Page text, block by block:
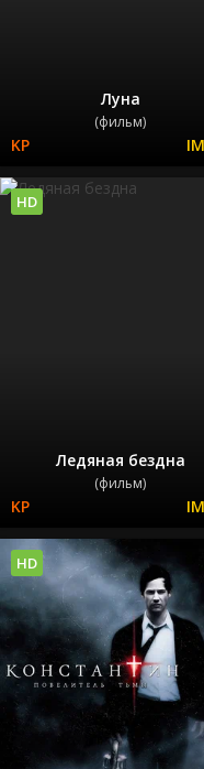
Луна
(фильм)
Ледяная бездна
(фильм)
HD
HD